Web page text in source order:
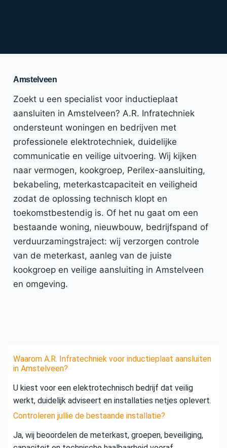
Amstelveen
Zoekt u een specialist voor inductieplaat
aansluiten in Amstelveen? A.R. Infratechniek
ondersteunt woningen en bedrijven met
professionele elektrotechniek, duidelijke
communicatie en veilige uitvoering. Wij kijken
naar vermogen, kookgroep, Perilex-aansluiting,
bekabeling, meterkastcapaciteit en veiligheid
zodat de oplossing technisch klopt en
toekomstbestendig is. Of het nu gaat om een
bestaande woning, nieuwbouw, bedrijfspand of
verduurzamingstraject: wij verzorgen controle
van de meterkast, aanleg van de juiste
kookgroep en veilige aansluiting in Amstelveen
en omgeving.
Waarom A.R. Infratechniek voor inductieplaat aansluiten
in Amstelveen?
U kiest voor een elektrotechnisch bedrijf dat veilig
werkt, duidelijk adviseert en installaties netjes oplevert.
Controleren jullie de bestaande installatie?
Ja, wij beoordelen de meterkast, groepen, beveiliging,